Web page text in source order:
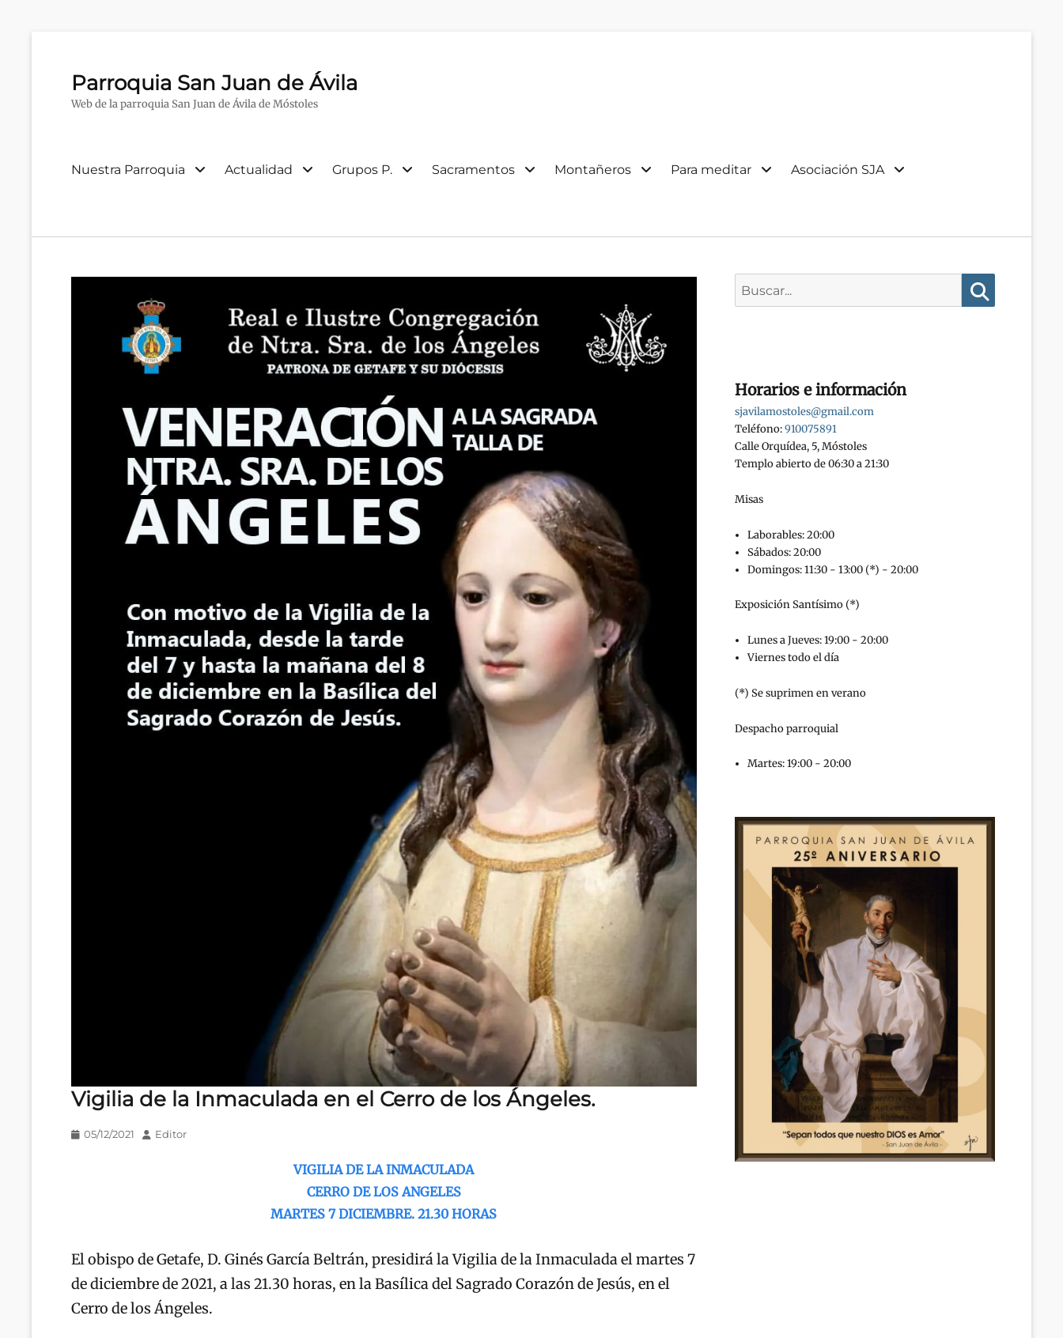
Parroquia San Juan de Ávila
Web de la parroquia San Juan de Ávila de Móstoles
Menú
Nuestra Parroquia Actualidad Grupos P. Sacramentos Montañeros Para meditar Asociación SJA
Vigilia de la Inmaculada en el Cerro de los Ángeles.
Publicado
05/12/2021 AutorEditor
VIGILIA DE LA INMACULADA
CERRO DE LOS ANGELES
MARTES 7 DICIEMBRE. 21.30 HORAS
El obispo de Getafe, D. Ginés García Beltrán, presidirá la Vigilia de la Inmaculada el martes 7
de diciembre de 2021, a las 21.30 horas, en la Basílica del Sagrado Corazón de Jesús, en el
Cerro de los Ángeles.
Horarios e información
sjavilamostoles@gmail.com
Teléfono:910075891
Calle Orquídea, 5, Móstoles
Templo abierto de 06:30 a 21:30
Misas
Laborables: 20:00
Sábados: 20:00
Domingos: 11:30 - 13:00 (*) - 20:00
Exposición Santísimo (*)
Lunes a Jueves: 19:00 - 20:00
Viernes todo el día
(*) Se suprimen en verano
Despacho parroquial
Martes: 19:00 - 20:00